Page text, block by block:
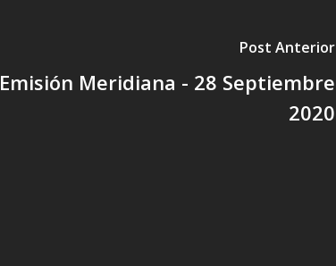
Post Anterior
Emisión Meridiana - 28 Septiembre
2020